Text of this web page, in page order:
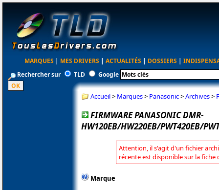
MARQUES | MES DRIVERS | ACTUALITÉS | DOSSIERS |
Rechercher sur
TLD Google
Accueil> Marques> Panasonic>Archives>
FIRMWARE PANASONIC DMR-
HW120EB/HW220EB/PWT420EB/
Attention, il s'agit d'un fichier
récente est disponible sur la fiche
Marque